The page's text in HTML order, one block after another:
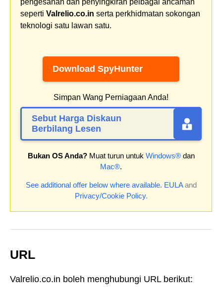
pengesanan dan penyingkiran pelbagai ancaman
seperti Valrelio.co.in serta perkhidmatan sokongan
teknologi satu lawan satu.
Download SpyHunter
Simpan Wang Perniagaan Anda!
Sebut Harga Diskaun
Berbilang Lesen
Bukan OS Anda?Muat turun untuk Windows®dan
Mac®.
See additional offer below where available. EULAand
Privacy/Cookie Policy.
URL
Valrelio.co.in boleh menghubungi URL berikut: